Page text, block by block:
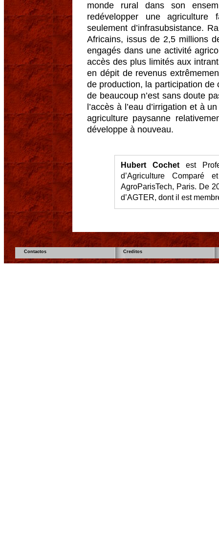
monde rural dans son
redévelopper une
seulement d’infrasubsistance.
Africains, issus de 2,5 millions
engagés dans une activité
accès des plus limités aux
en dépit de revenus
de production, la participation
de beaucoup n’est sans doute
l’accès à l’eau d’irrigation et à
agriculture paysanne
développe à nouveau.
Hubert Cochetest
d’Agriculture Comparé
AgroParisTech, Paris. De
d’AGTER, dont il est
Contactos Creditos